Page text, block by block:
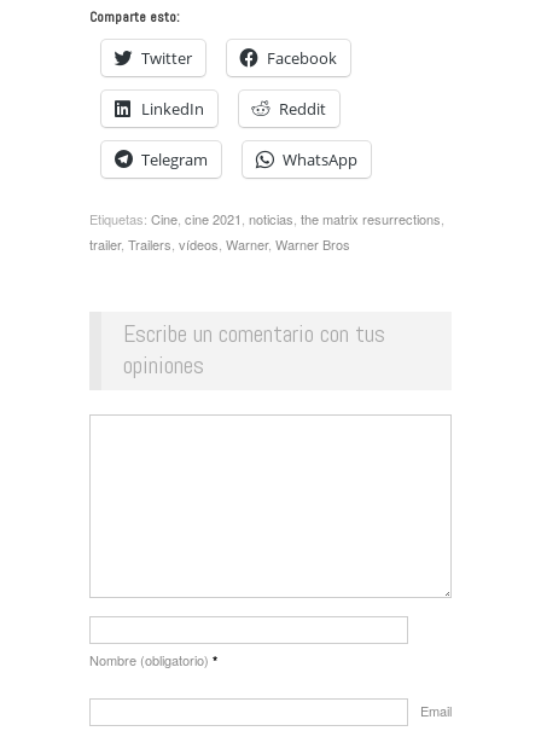
Comparte esto:
Twitter Facebook
LinkedIn Reddit
Telegram WhatsApp
Etiquetas: Cine, cine 2021, noticias, the matrix resurrections,
trailer, Trailers, vídeos, Warner, Warner Bros
Escribe un comentario con tus
opiniones
Nombre (obligatorio) *
Email